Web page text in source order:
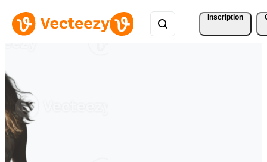
Inscription